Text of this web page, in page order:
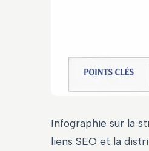
Infographie sur la
liens SEO et la